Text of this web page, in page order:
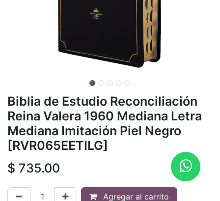
Biblia de Estudio Reconciliación
Reina Valera 1960 Mediana Letra
Mediana Imitación Piel Negro
[RVR065EETILG]
$ 735.00
Agregar al carrito